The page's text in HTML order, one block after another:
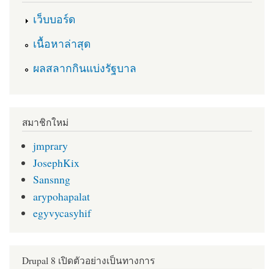
เว็บบอร์ด
เนื้อหาล่าสุด
ผลสลากกินแบ่งรัฐบาล
สมาชิกใหม่
jmprary
JosephKix
Sansnng
arypohapalat
egyvycasyhif
Drupal 8 เปิดตัวอย่างเป็นทางการ